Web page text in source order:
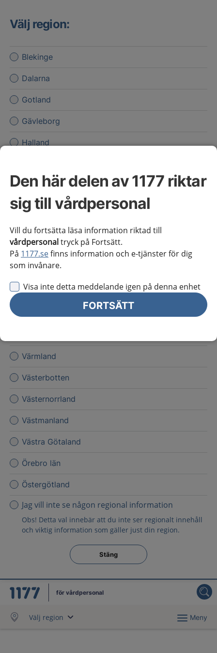
Den här delen av 1177 riktar
sig till vårdpersonal
Vill du fortsätta läsa information riktad till
vårdpersonaltryck på Fortsätt.
På 1177.sefinns information och e-tjänster för dig
som invånare.
Visa inte detta meddelande igen på denna enhet
FORTSÄTT
Välj region:
Blekinge
Dalarna
Gotland
Gävleborg
Halland
Jönköpings län
Kalmar län
Kronoberg
Norrbotten
Skåne
Stockholms län
Värmland
Västerbotten
Västernorrland
Västmanland
Västra Götaland
Örebro län
Östergötland
Jag vill inte se någon regional information
Obs! Detta val innebär att du inte ser regionalt innehåll
och viktig information som gäller just din region.
Stäng regionsväljaren
Stäng
för vårdpersonal
Välj region Meny